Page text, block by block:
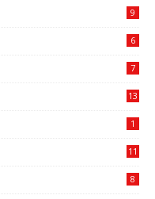
9
6
7
13
1
11
8